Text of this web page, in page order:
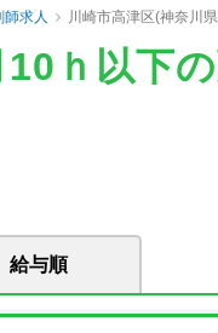
求人 川崎市高津区(神奈川
ｈ以下
給与順